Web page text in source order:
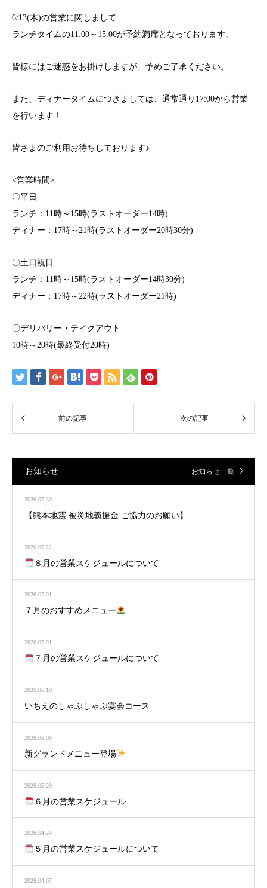
6/13(木)の営業に関しまして
ランチタイムの11:00～15:00が予約満席となっております。
皆様にはご迷惑をお掛けしますが、予めご了承ください。
また、ディナータイムにつきましては、通常通り17:00から営業
を行います！
皆さまのご利用お待ちしております♪
<営業時間>
〇平日
ランチ：11時～15時(ラストオーダー14時)
ディナー：17時～21時(ラストオーダー20時30分)
〇土日祝日
ランチ：11時～15時(ラストオーダー14時30分)
ディナー：17時～22時(ラストオーダー21時)
〇デリバリー・テイクアウト
10時～20時(最終受付20時)
お知らせ お知らせ一覧
2026.07.30
【熊本地震 被災地義援金 ご協力のお願い】
2026.07.22
８月の営業スケジュールについて
2026.07.01
７月のおすすめメニュー
2026.07.01
７月の営業スケジュールについて
2026.06.10
いちえのしゃぶしゃぶ宴会コース
2026.06.08
新グランドメニュー登場
2026.05.29
６月の営業スケジュール
2026.04.24
５月の営業スケジュールについて
2026.04.07